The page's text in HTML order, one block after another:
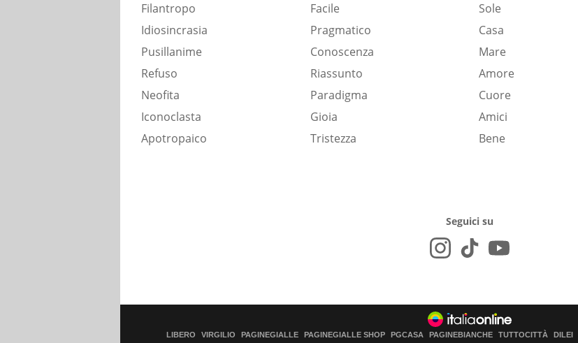
Filantropo
Idiosincrasia
Pusillanime
Refuso
Neofita
Iconoclasta
Apotropaico
Facile
Pragmatico
Conoscenza
Riassunto
Paradigma
Gioia
Tristezza
Sole
Casa
Mare
Amore
Cuore
Amici
Bene
Seguici su
LIBERO VIRGILIO PAGINEGIALLE PAGINEGIALLE SHOP PGCASA PAGINEBIANCHE TUTTOCITTÀ DILEI